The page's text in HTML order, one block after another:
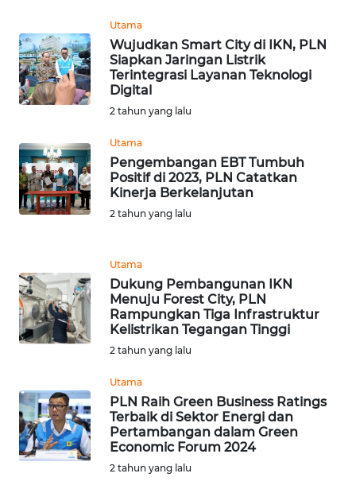
Utama
Wujudkan Smart City di IKN, PLN
Siapkan Jaringan Listrik
Terintegrasi Layanan Teknologi
Digital
2 tahun yang lalu
Utama
Pengembangan EBT Tumbuh
Positif di 2023, PLN Catatkan
Kinerja Berkelanjutan
2 tahun yang lalu
Utama
Dukung Pembangunan IKN
Menuju Forest City, PLN
Rampungkan Tiga Infrastruktur
Kelistrikan Tegangan Tinggi
2 tahun yang lalu
Utama
PLN Raih Green Business Ratings
Terbaik di Sektor Energi dan
Pertambangan dalam Green
Economic Forum 2024
2 tahun yang lalu
WN
BINJAI
WN
WN
INDRAMAYU
WN
WN
MAJALENGKA
WN
WN
SUKABUMI
WN